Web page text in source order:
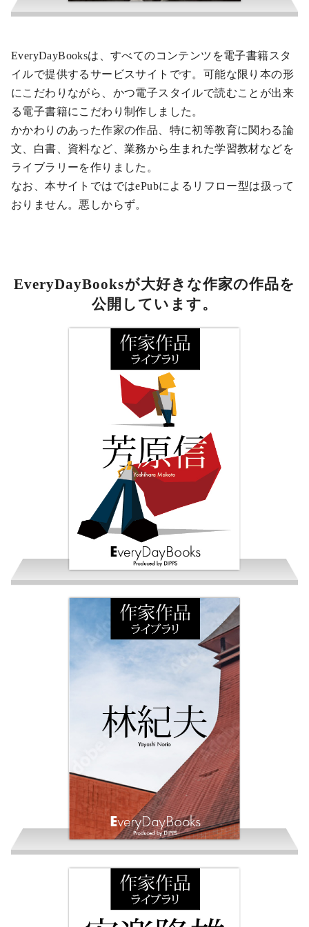
合田成男
EveryDayBooksは、すべてのコンテンツを電子書籍スタ
イルで提供するサービスサイトです。可能な限り本の形
にこだわりながら、かつ電子スタイルで読むことが出来
る電子書籍にこだわり制作しました。
かかわりのあった作家の作品、特に初等教育に関わる論
文、白書、資料など、業務から生まれた学習教材などを
ライブラリーを作りました。
なお、本サイトではではePubによるリフロー型は扱って
おりません。悪しからず。
EveryDayBooksが大好きな作家の作品を
公開しています。
芳原信
林紀夫